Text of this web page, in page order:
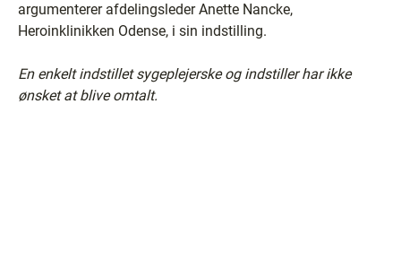
argumenterer afdelingsleder Anette Nancke,
Heroinklinikken Odense, i sin indstilling.
En enkelt indstillet sygeplejerske og indstiller har ikke
ønsket at blive omtalt.